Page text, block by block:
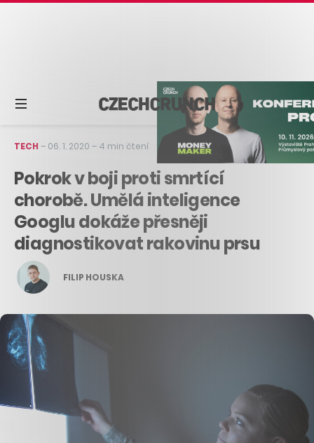
TECH – 06. 1. 2020 – 4 min čtení
Pokrok v boji proti smrtící
chorobě. Umělá inteligence
Googlu dokáže přesněji
diagnostikovat rakovinu prsu
FILIP HOUSKA